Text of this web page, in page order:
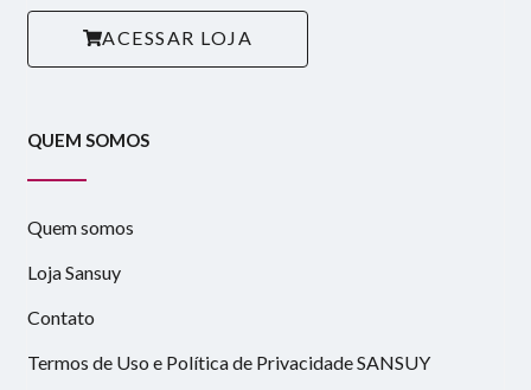
ACESSAR LOJA
QUEM SOMOS
Quem somos
Loja Sansuy
Contato
Termos de Uso e Política de Privacidade SANSUY